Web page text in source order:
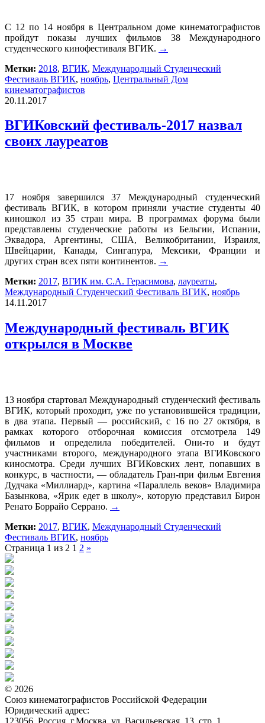
С 12 по 14 ноября в Центральном доме кинематографистов
пройдут показы лучших фильмов 38 Международного
студенческого кинофестиваля ВГИК. →
Метки: 2018, ВГИК, Международный Студенческий
Фестиваль ВГИК, ноябрь, Центральный Дом
кинематографистов
20.11.2017
ВГИКовский фестиваль-2017 назвал
своих лауреатов
17 ноября завершился 37 Международный студенческий
фестиваль ВГИК, в котором приняли участие студенты 40
киношкол из 35 стран мира. В программах форума были
представлены студенческие работы из Бельгии, Испании,
Эквадора, Аргентины, США, Великобритании, Израиля,
Швейцарии, Канады, Сингапура, Мексики, Франции и
других стран всех пяти континентов. →
Метки: 2017, ВГИК им. С.А. Герасимова, лауреаты,
Международный Студенческий Фестиваль ВГИК, ноябрь
14.11.2017
Международный фестиваль ВГИК
открылся в Москве
13 ноября стартовал Международный студенческий фестиваль
ВГИК, который проходит, уже по установившейся традиции,
в два этапа. Первый — российский, с 16 по 27 октября, в
рамках которого отборочная комиссия отсмотрела 149
фильмов и определила победителей. Они-то и будут
участниками второго, международного этапа ВГИКовского
киносмотра. Среди лучших ВГИКовских лент, попавших в
конкурс, в частности, — обладатель Гран-при фильм Евгения
Дудчака «Миллиард», картина «Параллель веков» Владимира
Базынкова, «Ярик едет в школу», которую представил Бирон
Ренато Боррайо Серрано. →
Метки: 2017, ВГИК, Международный Студенческий
Фестиваль ВГИК, ноябрь
Страница 1 из 2 1 2 »
© 2026
Союз кинематографистов Российской Федерации
Юридический адрес: